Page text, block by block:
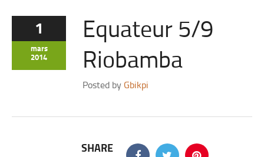
1
mars
2014
Equateur 5/9
Riobamba
Posted by Gbikpi
SHARE